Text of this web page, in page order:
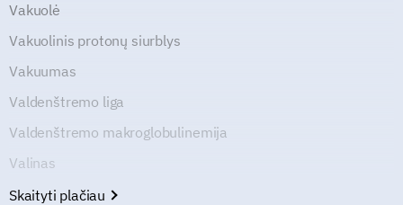
Vakuolė
Vakuolinis protonų siurblys
Vakuumas
Valdenštremo liga
Valdenštremo makroglobulinemija
Valinas
Skaityti plačiau